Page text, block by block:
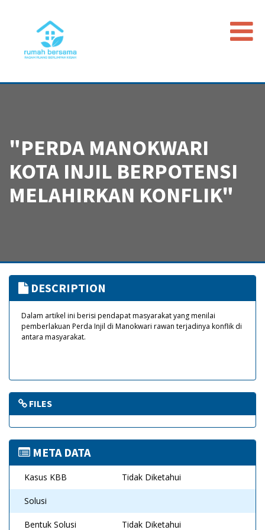
Beranda
Timeline
Regulasi
"PERDA MANOKWARI
KOTA INJIL BERPOTENSI
MELAHIRKAN KONFLIK"
DESCRIPTION
Dalam artikel ini berisi pendapat masyarakat yang menilai
pemberlakuan Perda Injil di Manokwari rawan terjadinya konflik di
antara masyarakat.
FILES
META DATA
Kasus KBB Tidak Diketahui
Solusi
Bentuk Solusi Tidak Diketahui